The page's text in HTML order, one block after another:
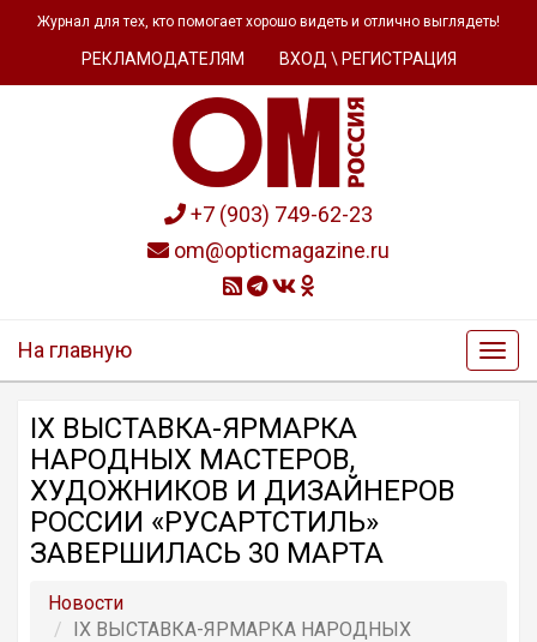
Журнал для тех, кто помогает хорошо видеть и отлично выглядеть!
РЕКЛАМОДАТЕЛЯМ ВХОД \ РЕГИСТРАЦИЯ
+7 (903) 749-62-23
om@opticmagazine.ru
На главную
IX ВЫСТАВКА-ЯРМАРКА
НАРОДНЫХ МАСТЕРОВ,
ХУДОЖНИКОВ И ДИЗАЙНЕРОВ
РОССИИ «РУСАРТСТИЛЬ»
ЗАВЕРШИЛАСЬ 30 МАРТА
Новости
IX ВЫСТАВКА-ЯРМАРКА НАРОДНЫХ